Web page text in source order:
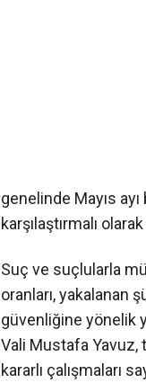
genelinde Mayıs
karşılaştırmalı olarak
Suç ve suçlularla
oranları, yakalanan
güvenliğine yönelik
Vali Mustafa Yavuz,
kararlı çalışmaları